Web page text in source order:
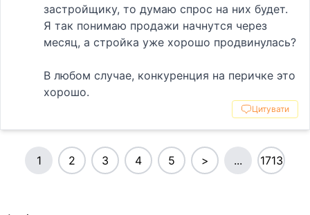
застройщику, то думаю спрос на них будет.
Я так понимаю продажи начнутся через
месяц, а стройка уже хорошо продвинулась?
В любом случае, конкуренция на перичке это
хорошо.
Цитувати
1 2 3 4 5 > ... 1713